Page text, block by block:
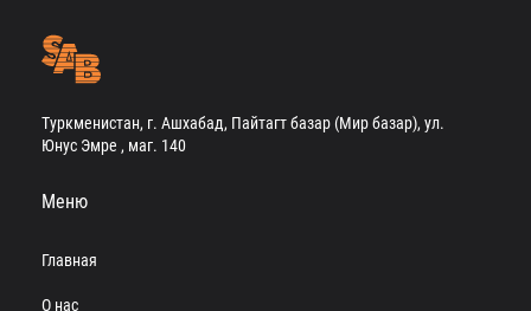
Туркменистан, г. Ашхабад, Пайтагт базар (Мир базар), ул.
Юнус Эмре , маг. 140
Меню
Главная
О нас